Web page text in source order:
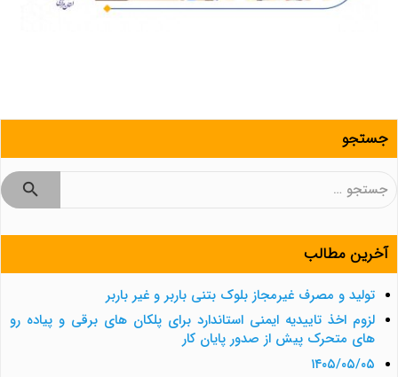
جستجو
جستجو
آخرین مطالب
تولید و مصرف غیرمجاز بلوک بتنی باربر و غیر باربر
لزوم اخذ تاییدیه ایمنی استاندارد برای پلکان های برقی و پیاده رو
های متحرک پیش از صدور پایان کار
۱۴۰۵/۰۵/۰۵